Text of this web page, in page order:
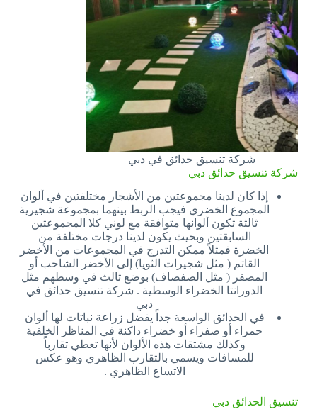
شركة تنسيق حدائق في دبي
شركة تنسيق حدائق دبي
إذا كان لدينا مجموعتين من الأشجار مختلفتين في ألوان
المجموع الخضري فيجب الربط بينهما بمجموعة شجيرية
ثالثة تكون ألوانها متوافقة مع لوني كلا المجموعتين
السابقتين وبحيث يكون لدينا درجات مختلفة من
الخضرة فمثلاً ممكن التدرج في المجموعات من الأخضر
القاتم ( مثل شجيرات الثويا) إلى الأخضر الشاحب أو
المصفر ( مثل الصفصاف) بوضع ثالث في وسطهم مثل
الدورانتا الخضراء الوسطية . شركة تنسيق حدائق في
دبي
في الحدائق الواسعة جداً يفضل زراعة نباتات لها ألوان
حمراء أو صفراء أو خضراء داكنة في المناظر الخلفية
وكذلك مشتقات هذه الألوان لأنها تعطي تقارباً
للمسافات ويسمي بالتقارب الظاهري وهو عكس
الاتساع الظاهري .
تنسيق الحدائق دبي